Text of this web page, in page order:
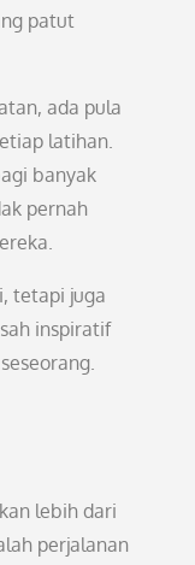
patut
ada pula
latihan.
banyak
pernah
tetapi juga
inspiratif
lebih dari
perjalanan